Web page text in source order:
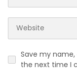
Save my
the next time I